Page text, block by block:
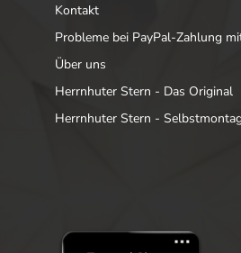
Kontakt
Probleme bei PayPal-Zahlung
Über uns
Herrnhuter Stern - Das Original
Herrnhuter Stern -